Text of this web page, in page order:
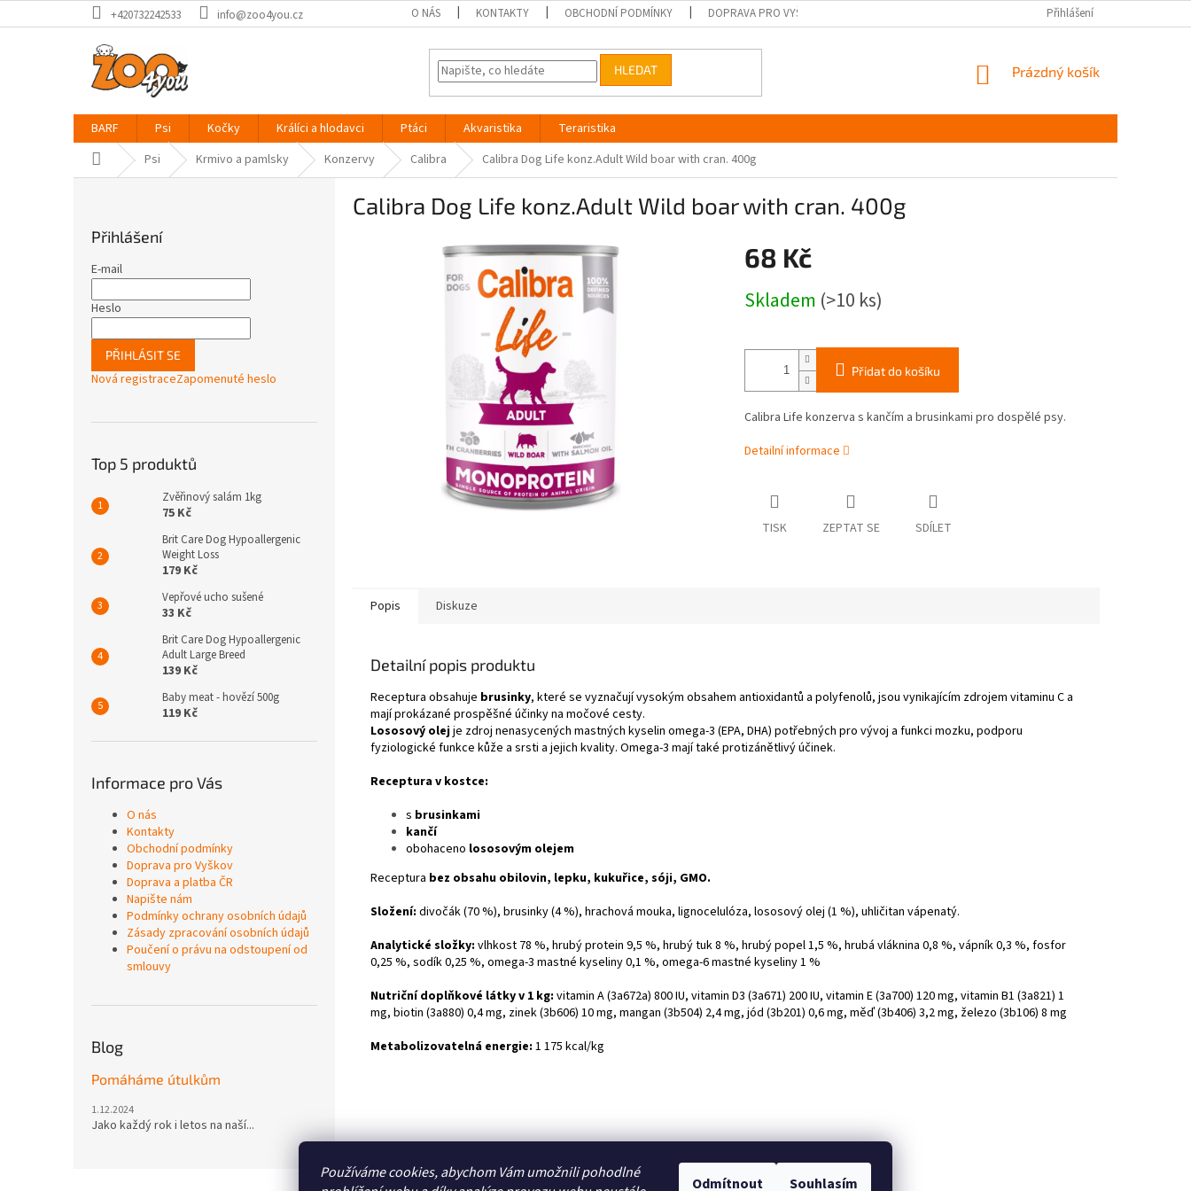
Používáme cookies, abychom Vám umožnili pohodlné
Odmítnout Souhlasím
na
+420732242533 info@zoo4you.cz O NÁS KONTAKTY OBCHODNÍ PODMÍNKY DOPRAVA PRO VYŠKOV NAPIŠTE NÁMPřihlášení
HLEDAT
NÁKUPNÍ
Prázdný košík
BARF Psi Kočky Králíci a hlodavci Ptáci Akvaristika
Teraristika
Domů Psi Krmivo a pamlsky Konzervy Calibra Calibra Dog Life konz.Adult Wild boar with cran. 400g
Přihlášení
E-mail
Heslo
PŘIHLÁSIT SE
Nová registraceZapomenuté heslo
Top 5 produktů
Zvěřinový salám 1kg
75 Kč
Brit Care Dog Hypoallergenic
Weight Loss
179 Kč
Vepřové ucho sušené
33 Kč
Brit Care Dog Hypoallergenic
Adult Large Breed
139 Kč
Baby meat - hovězí 500g
119 Kč
Informace pro Vás
O nás
Kontakty
Obchodní podmínky
Doprava pro Vyškov
Doprava a platba ČR
Napište nám
Podmínky ochrany osobních údajů
Zásady zpracování osobních údajů
Poučení o právu na odstoupení od
smlouvy
Blog
Pomáháme útulkům
1.12.2024
Jako každý rok i letos na naší...
Calibra Dog Life konz.Adult Wild boar with cran. 400g
68 Kč
cena:
Skladem (>10 ks)
Přidat do košíku
Calibra Life konzerva s kančím a brusinkami pro dospělé psy.
Detailní informace
TISK ZEPTAT SE SDÍLET
Popis Diskuze
Detailní popis produktu
Receptura obsahuje brusinky, které se vyznačují vysokým obsahem antioxidantů a polyfenolů, jsou vynikajícím zdrojem vitaminu C a
mají prokázané prospěšné účinky na močové cesty.
Lososový olejje zdroj nenasycených mastných kyselin omega-3 (EPA, DHA) potřebných pro vývoj a funkci mozku, podporu
fyziologické funkce kůže a srsti a jejich kvality. Omega-3 mají také protizánětlivý účinek.
Receptura v kostce:
s brusinkami
kančí
obohaceno lososovým olejem
Receptura bez obsahu obilovin, lepku, kukuřice, sóji, GMO.
Složení: divočák (70 %), brusinky (4 %), hrachová mouka, lignocelulóza, lososový olej (1 %), uhličitan vápenatý.
Analytické složky: vlhkost 78 %, hrubý protein 9,5 %, hrubý tuk 8 %, hrubý popel 1,5 %, hrubá vláknina 0,8 %, vápník 0,3 %, fosfor
0,25 %, sodík 0,25 %, omega-3 mastné kyseliny 0,1 %, omega-6 mastné kyseliny 1 %
Nutriční doplňkové látky v 1 kg: vitamin A (3a672a) 800 IU, vitamin D3 (3a671) 200 IU, vitamin E (3a700) 120 mg, vitamin B1 (3a821) 1
mg, biotin (3a880) 0,4 mg, zinek (3b606) 10 mg, mangan (3b504) 2,4 mg, jód (3b201) 0,6 mg, měď (3b406) 3,2 mg, železo (3b106) 8 mg
Metabolizovatelná energie: 1 175 kcal/kg